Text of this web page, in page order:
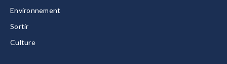
Environnement
Sortir
Culture